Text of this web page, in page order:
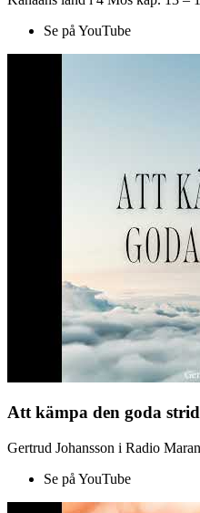
Se på YouTube
Att kämpa den goda
Gertrud Johansson i Radio
Se på YouTube